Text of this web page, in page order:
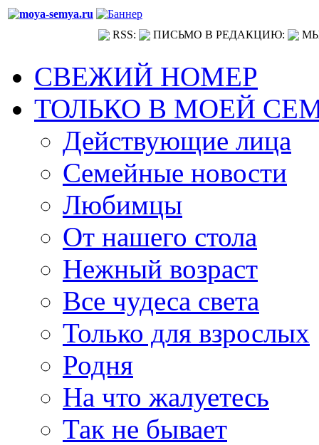
RSS: ПИСЬМО В РЕДАКЦИЮ:
СВЕЖИЙ НОМЕР
ТОЛЬКО В МОЕЙ
Действующие лица
Семейные новости
Любимцы
От нашего стола
Нежный возраст
Все чудеса света
Только для взрослых
Родня
На что жалуетесь
Так не бывает